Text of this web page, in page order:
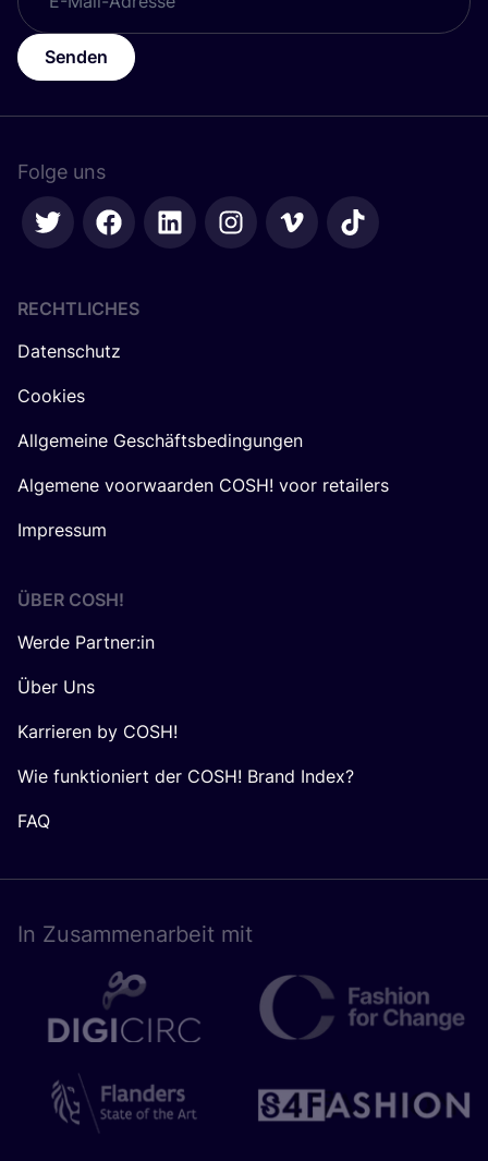
Senden
Folge uns
RECHTLICHES
Datenschutz
Cookies
Allgemeine Geschäftsbedingungen
Algemene voorwaarden COSH! voor retailers
Impressum
ÜBER COSH!
Werde Partner:in
Über Uns
Karrieren by COSH!
Wie funktioniert der COSH! Brand Index?
FAQ
In Zusam­men­ar­beit mit